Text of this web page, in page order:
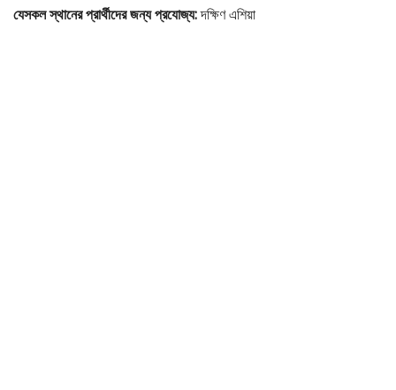
যেসকল স্থানের প্রার্থীদের জন্য প্রযোজ্য:দক্ষিণ এশিয়া